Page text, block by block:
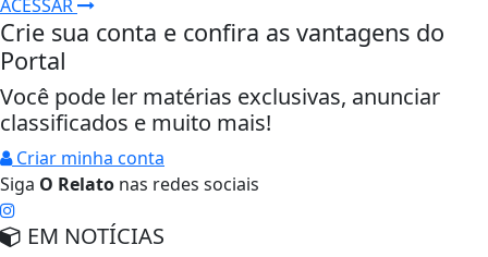
ACESSAR
Crie sua conta e confira as vantagens do
Portal
Você pode ler matérias exclusivas, anunciar
classificados e muito mais!
Criar minha conta
Siga O Relato nas redes sociais
EM NOTÍCIAS